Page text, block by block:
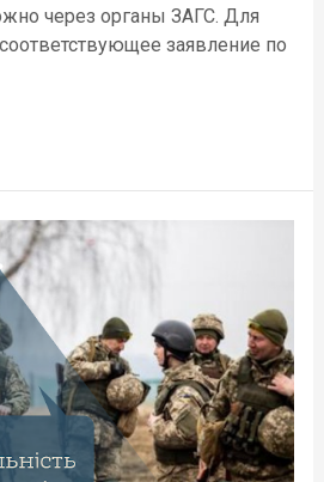
через органы ЗАГС. Для
заявление по